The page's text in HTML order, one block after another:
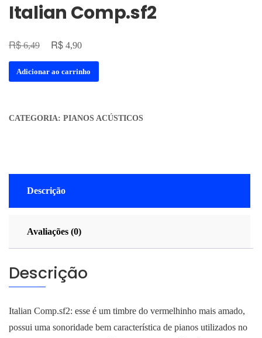
Italian Comp.sf2
R$6,49 R$ 4,90
Adicionar ao carrinho
CATEGORIA: PIANOS ACÚSTICOS
Descrição
Avaliações (0)
Descrição
Italian Comp.sf2: esse é um timbre do vermelhinho mais amado,
possui uma sonoridade bem característica de pianos utilizados no